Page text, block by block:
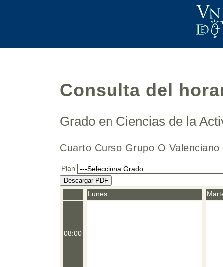
Consulta del
Grado en Ciencias de la
Cuarto Curso Grupo O
Plan
Descargar PDF
08:00
Lunes